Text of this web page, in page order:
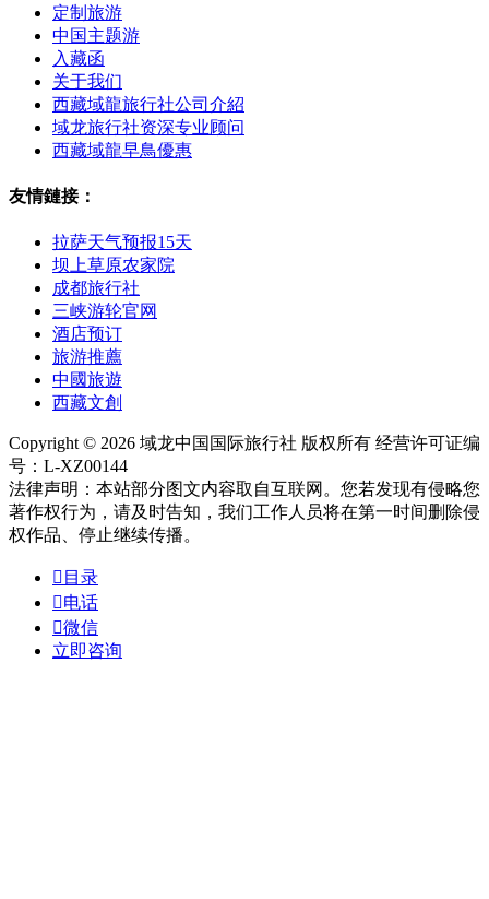
定制旅游
中国主题游
入藏函
关于我们
西藏域龍旅行社公司介紹
域龙旅行社资深专业顾问
西藏域龍早鳥優惠
友情鏈接：
拉萨天气预报15天
坝上草原农家院
成都旅行社
三峡游轮官网
酒店预订
旅游推薦
中國旅遊
西藏文創
Copyright © 2026 域龙中国国际旅行社 版权所有 经营许可证编
号：L-XZ00144
法律声明：本站部分图文内容取自互联网。您若发现有侵略您
著作权行为，请及时告知，我们工作人员将在第一时间删除侵
权作品、停止继续传播。
 目录
电话
微信
立即咨询